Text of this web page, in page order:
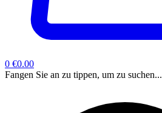
0 €0.00
Fangen Sie an zu tippen, um zu suchen...